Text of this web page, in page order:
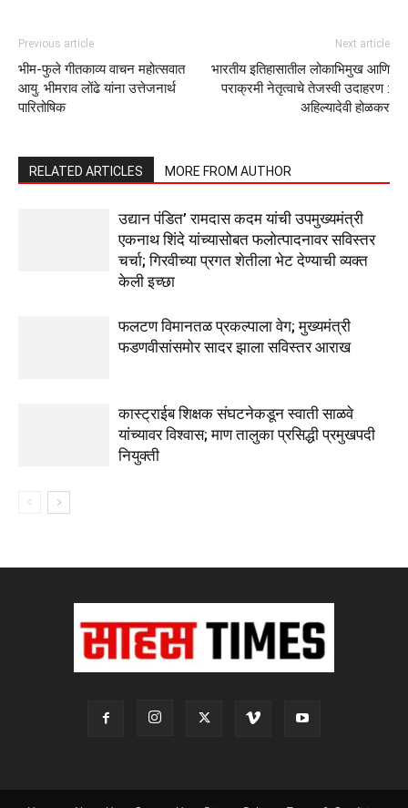
Previous article
भीम-फुले गीतकाव्य वाचन महोत्सवात
आयु. भीमराव लोंढे यांना उत्तेजनार्थ
पारितोषिक
Next article
भारतीय इतिहासातील लोकाभिमुख आणि
पराक्रमी नेतृत्वाचे तेजस्वी उदाहरण :
अहिल्यादेवी होळकर
RELATED ARTICLES MORE FROM AUTHOR
उद्यान पंडित’ रामदास कदम यांची उपमुख्यमंत्री
एकनाथ शिंदे यांच्यासोबत फलोत्पादनावर सविस्तर
चर्चा; गिरवीच्या प्रगत शेतीला भेट देण्याची व्यक्त
केली इच्छा
फलटण विमानतळ प्रकल्पाला वेग; मुख्यमंत्री
फडणवीसांसमोर सादर झाला सविस्तर आराख
कास्ट्राईब शिक्षक संघटनेकडून स्वाती साळवे
यांच्यावर विश्वास; माण तालुका प्रसिद्धी प्रमुखपदी
नियुक्ती